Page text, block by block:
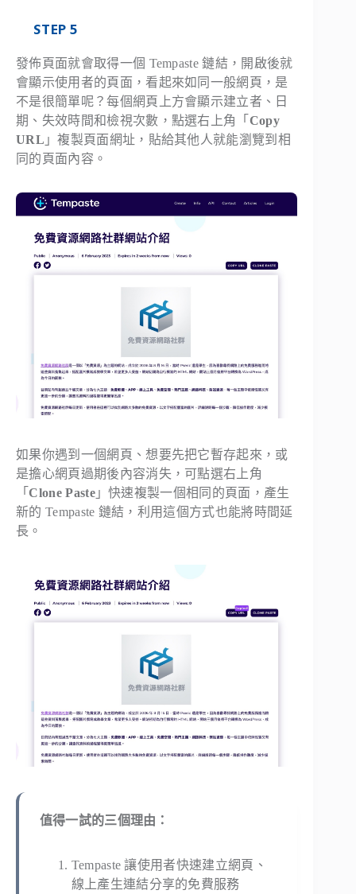
STEP 5
發佈頁面就會取得一個 Tempaste 鏈結，開啟後就
會顯示使用者的頁面，看起來如同一般網頁，是
不是很簡單呢？每個網頁上方會顯示建立者、日
期、失效時間和檢視次數，點選右上角「 Copy
URL 」複製頁面網址，貼給其他人就能瀏覽到相
同的頁面內容。
如果你遇到一個網頁、想要先把它暫存起來，或
是擔心網頁過期後內容消失，可點選右上角
「Clone Paste」快速複製一個相同的頁面，產生
新的 Tempaste 鏈結，利用這個方式也能將時間延
長。
值得一試的三個理由：
Tempaste 讓使用者快速建立網頁、
線上產生連結分享的免費服務